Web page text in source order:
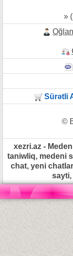
» (
Sürətli
©
xezri.az -
taniwliq, medeni
chat, yeni